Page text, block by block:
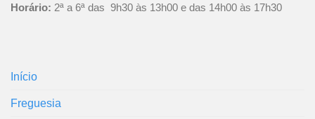
Horário: 2ª a 6ª das 9h30 às 13h00 e das 14h00 às 17h30
Início
Freguesia